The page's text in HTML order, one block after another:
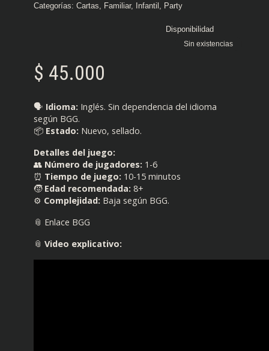
Categorías: Cartas Familiar, Infantil Party
Disponibilidad
Sin existencias
$ 45.000
🗣️ Idioma: Inglés. Sin dependencia del idioma
según BGG.
📦 Estado: Nuevo, sellado.
Detalles del juego:
👥 Número de jugadores: 1-6
⏰ Tiempo de juego: 10-15 minutos
🧒 Edad recomendada: 8+
⚙️ Complejidad: Baja según BGG.
📎 Enlace BGG
📎 Video explicativo: